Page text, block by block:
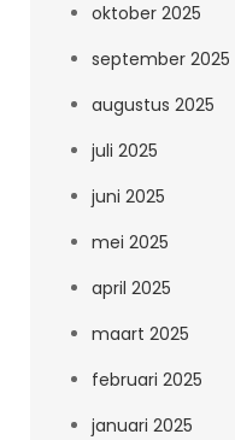
oktober 2025
september 2025
augustus 2025
juli 2025
juni 2025
mei 2025
april 2025
maart 2025
februari 2025
januari 2025